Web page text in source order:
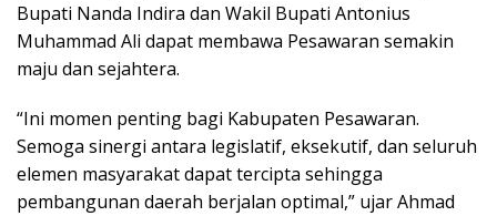
Bupati Nanda Indira dan Wakil Bupati Antonius
Muhammad Ali dapat membawa Pesawaran semakin
maju dan sejahtera.
“Ini momen penting bagi Kabupaten Pesawaran.
Semoga sinergi antara legislatif, eksekutif, dan seluruh
elemen masyarakat dapat tercipta sehingga
pembangunan daerah berjalan optimal,” ujar Ahmad